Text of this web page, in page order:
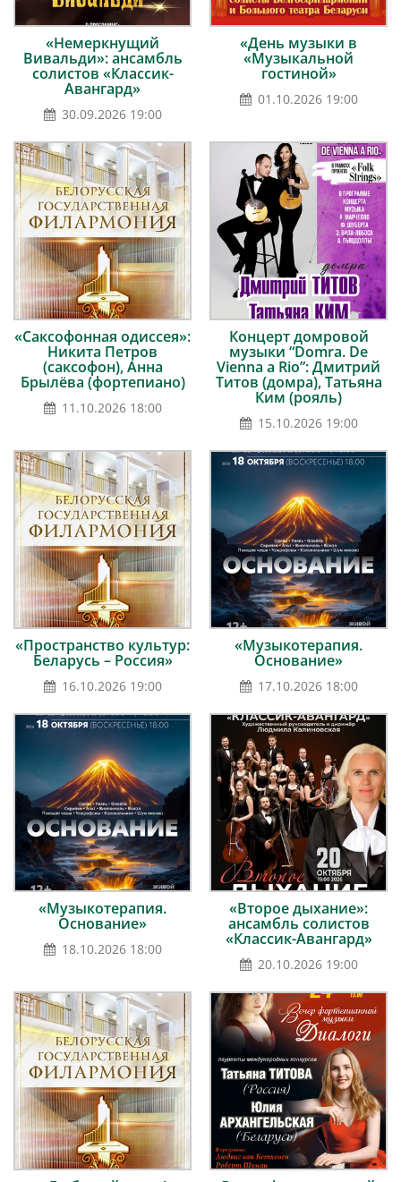
«Немеркнущий
Вивальди»: ансамбль
солистов «Классик-
Авангард»
30.09.2026 19:00
«День музыки в
«Музыкальной
гостиной»
01.10.2026 19:00
«Саксофонная одиссея»:
Никита Петров
(саксофон), Анна
Брылёва (фортепиано)
11.10.2026 18:00
Концерт домровой
музыки “Domra. De
Vienna a Rio”: Дмитрий
Титов (домра), Татьяна
Ким (рояль)
15.10.2026 19:00
«Пространство культур:
Беларусь – Россия»
16.10.2026 19:00
«Музыкотерапия.
Основание»
17.10.2026 18:00
«Музыкотерапия.
Основание»
18.10.2026 18:00
«Второе дыхание»:
ансамбль солистов
«Классик-Авангард»
20.10.2026 19:00